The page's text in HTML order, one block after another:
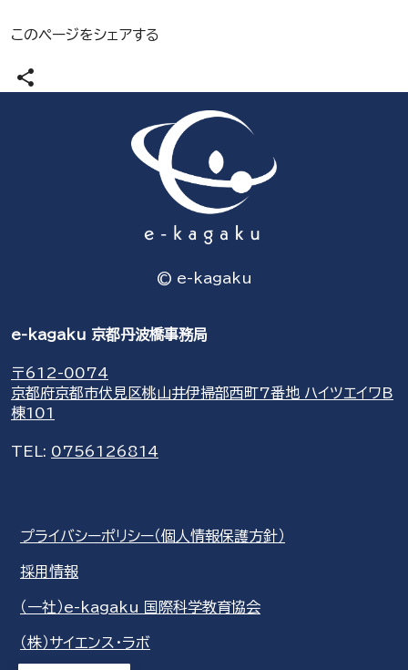
このページをシェアする
share
© e-kagaku
e-kagaku 京都丹波橋事務局
〒612-0074
京都府京都市伏見区桃山井伊掃部西町7番地 ハイツエイワB
棟101
TEL: 0756126814
プライバシーポリシー（個人情報保護方針）
採用情報
（一社）e-kagaku 国際科学教育協会
（株）サイエンス・ラボ